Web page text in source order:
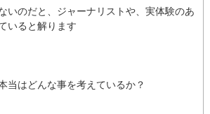
いのだと、ジャーナリストや、実体験のあ
いると解ります
当はどんな事を考えているか？